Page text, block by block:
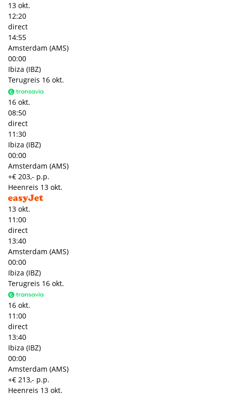
13 okt.
12:20
direct
14:55
Amsterdam (AMS)
00:00
Ibiza (IBZ)
Terugreis 16 okt.
16 okt.
08:50
direct
11:30
Ibiza (IBZ)
00:00
Amsterdam (AMS)
+€ 203,- p.p.
Heenreis 13 okt.
13 okt.
11:00
direct
13:40
Amsterdam (AMS)
00:00
Ibiza (IBZ)
Terugreis 16 okt.
16 okt.
11:00
direct
13:40
Ibiza (IBZ)
00:00
Amsterdam (AMS)
+€ 213,- p.p.
Heenreis 13 okt.